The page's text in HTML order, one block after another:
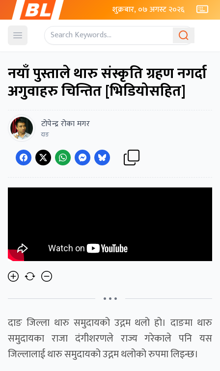
शुक्रबार, ०७ अगस्ट २०२६
Open menu
नयाँ पुस्ताले थारु संस्कृति ग्रहण नगर्दा
अगुवाहरु चिन्तित [भिडियोसहित]
टोपेन्द्र रोका मगर
दाङ
• • •
दाङ जिल्ला थारु समुदायको उद्गम थलो हो। दाङमा थारु
समुदायका राजा दंगीशरणले राज्य गरेकाले पनि यस
जिल्लालाई थारु समुदायको उद्गम थलोको रुपमा लिइन्छ।